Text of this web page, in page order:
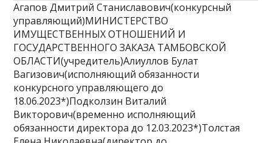
Агапов Дмитрий Станиславович(конкурсный
управляющий)МИНИСТЕРСТВО
ИМУЩЕСТВЕННЫХ ОТНОШЕНИЙ И
ГОСУДАРСТВЕННОГО ЗАКАЗА ТАМБОВСКОЙ
ОБЛАСТИ(учредитель)Алиуллов Булат
Вагизович(исполняющий обязанности
конкурсного управляющего до
18.06.2023*)Подколзин Виталий
Викторович(временно исполняющий
обязанности директора до 12.03.2023*)Толстая